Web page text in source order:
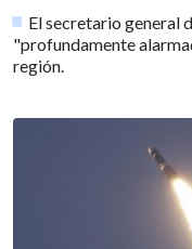
El secretario general
"profundamente
región.